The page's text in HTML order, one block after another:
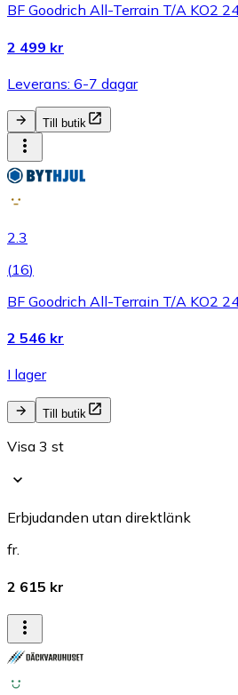
BF Goodrich All-Terrain T/A KO2
2 499 kr
Leverans: 6-7 dagar
Till butik
2.3
(16)
BF Goodrich All-Terrain T/A KO2
2 546 kr
I lager
Till butik
Visa 3 st
Erbjudanden utan direktlänk
fr.
2 615 kr